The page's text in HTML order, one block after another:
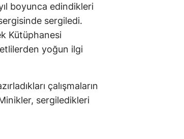
boyunca edindikleri
sergiledi.
Kütüphanesi
yoğun ilgi
çalışmaların
sergiledikleri